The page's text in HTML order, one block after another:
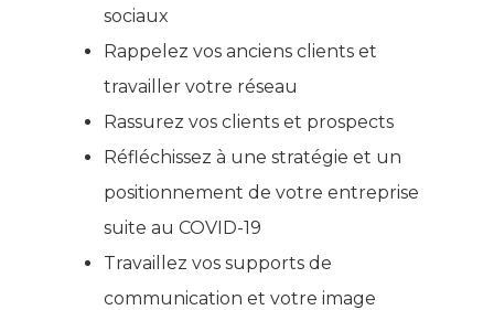
sociaux
Rappelez vos anciens clients et
travailler votre réseau
Rassurez vos clients et prospects
Réfléchissez à une stratégie et un
positionnement de votre entreprise
suite au COVID-19
Travaillez vos supports de
communication et votre image